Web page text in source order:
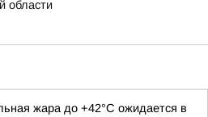
области
жара до +42°C ожидается в